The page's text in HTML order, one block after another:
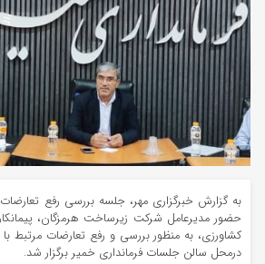
به گزارش خبرگزاری مهر، جلسه بررسی رفع تعارضات
حضور مدیرعامل شرکت زیرساخت هرمزگان،
کشاورزی، به منظور بررسی و رفع تعارضات مرتبط با
درمحل سالن جلسات فرمانداری خمیر برگزار شد.